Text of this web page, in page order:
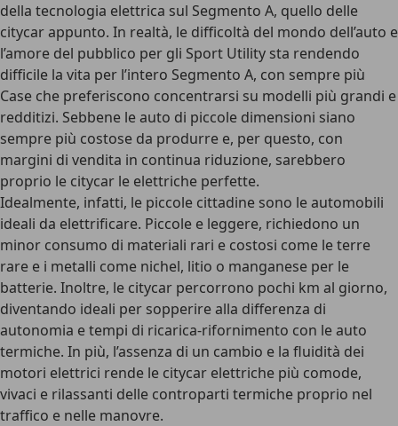
della tecnologia elettrica sul Segmento A, quello delle
citycar appunto. In realtà, le difficoltà del mondo dell’auto e
l’amore del pubblico per gli Sport Utility sta rendendo
difficile la vita per l’intero Segmento A, con sempre più
Case che preferiscono concentrarsi su modelli più grandi e
redditizi. Sebbene le auto di piccole dimensioni siano
sempre più costose da produrre e, per questo, con
margini di vendita in continua riduzione, sarebbero
proprio le citycar le elettriche perfette.
Idealmente, infatti, le piccole cittadine sono le automobili
ideali da elettrificare. Piccole e leggere, richiedono un
minor consumo di materiali rari e costosi come le terre
rare e i metalli come nichel, litio o manganese per le
batterie. Inoltre, le citycar percorrono pochi km al giorno,
diventando ideali per sopperire alla differenza di
autonomia e tempi di ricarica-rifornimento con le auto
termiche. In più, l’assenza di un cambio e la fluidità dei
motori elettrici rende le citycar elettriche più comode,
vivaci e rilassanti delle controparti termiche proprio nel
traffico e nelle manovre.